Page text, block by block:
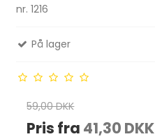
nr. 1216
På lager
59,00 DKK
Pris fra 41,30 DKK